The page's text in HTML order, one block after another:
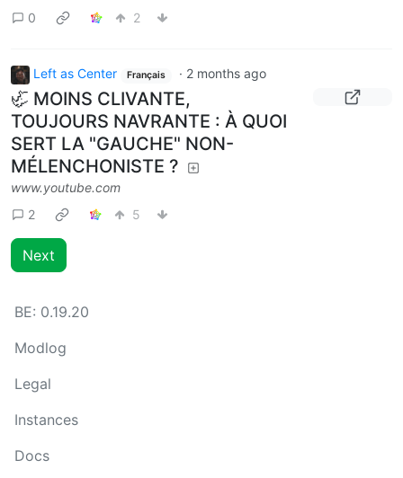
0
2
Left as Center Français · 2 months ago
🦏 MOINS CLIVANTE,
TOUJOURS NAVRANTE : À QUOI
SERT LA "GAUCHE" NON-
MÉLENCHONISTE ?
www.youtube.com
2
5
Next
BE: 0.19.20
Modlog
Legal
Instances
Docs